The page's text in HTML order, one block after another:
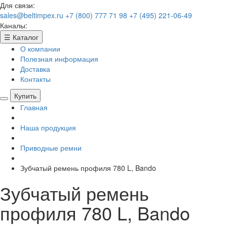
Для связи:
sales@beltimpex.ru +7 (800) 777 71 98 +7 (495) 221-06-49
Каналы:
☰ Каталог
О компании
Полезная информация
Доставка
Контакты
Купить
Главная
Наша продукция
Приводные ремни
Зубчатый ремень профиля 780 L, Bando
Зубчатый ремень
профиля 780 L, Bando